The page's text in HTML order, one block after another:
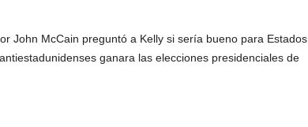
John McCain preguntó a Kelly si sería bueno para Estados
ganara las elecciones presidenciales de